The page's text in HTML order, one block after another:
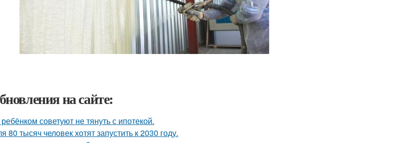
на сайте:
советуют не тянуть с ипотекой.
80 тысяч человек хотят запустить к 2030 году.